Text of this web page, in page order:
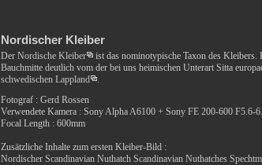
Nordischer Kleiber
DerNordische Kleiber
ist das nominotypische Taxon des Kleibers.
Bauchmitte deutlich vom der bei uns heimischen Unterart Sitta
schwedischenLappland
.
Fotograf : Gerd Rossen
Verwendete Kamera : Sony Alpha A6100 + Sony FE 200-600 F5.6-
Focal Length : 600mm
Zusätzliche Inhalte zum ersten Kleiber-Bild :
Nordischer Scandinavian Nuthatch Scandinavian Nuthatches